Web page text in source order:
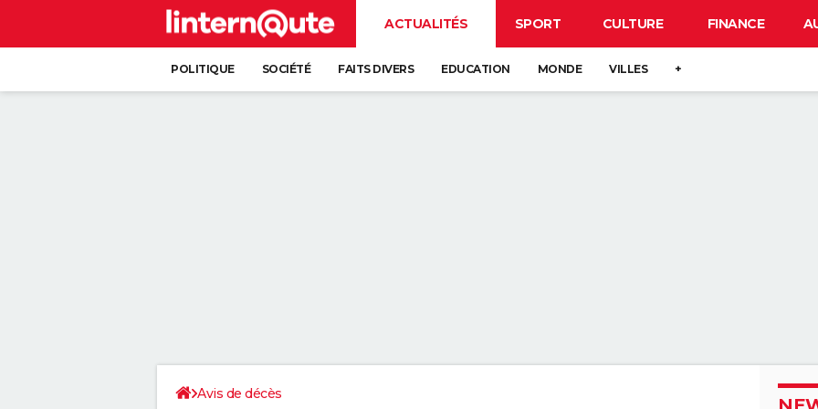
ACTUALITÉS SPORT CULTURE FINANCE
POLITIQUE SOCIÉTÉ FAITS DIVERS EDUCATION MONDE VILLES +
Avis de décès